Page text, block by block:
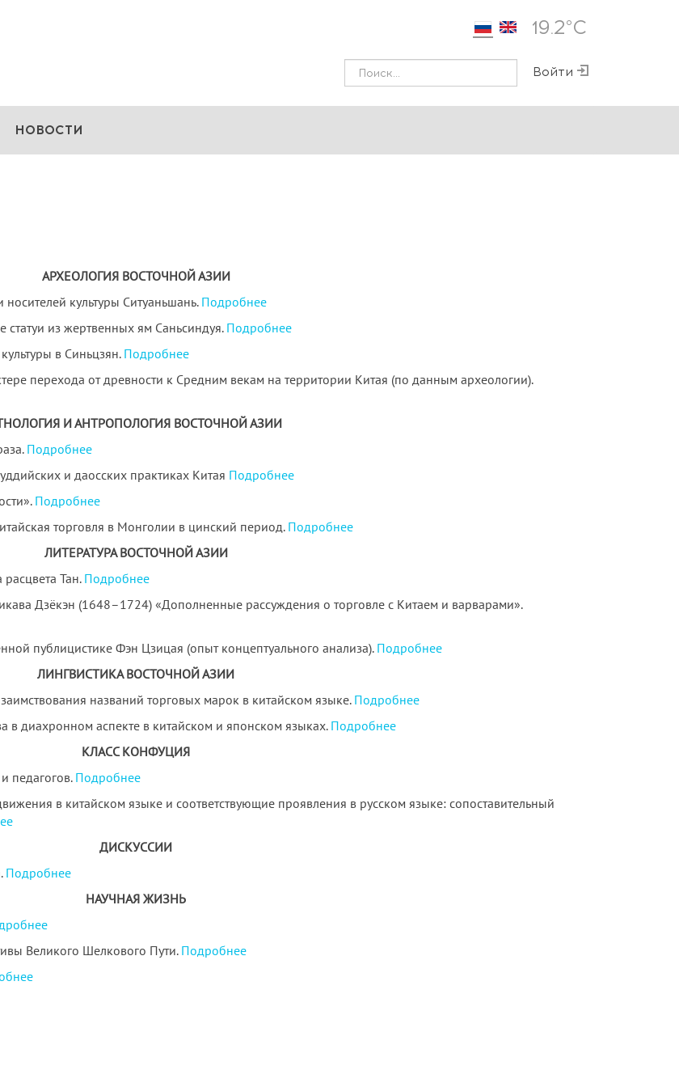
19.2°С
Войти
НОВОСТИ
АРХЕОЛОГИЯ ВОСТОЧНОЙ АЗИИ
культуры Ситуаньшань. Подробнее
из жертвенных ям Саньсиндуя. Подробнее
в Синьцзян. Подробнее
перехода от древности к Средним векам на территории Китая (по данным археологии).
И АНТРОПОЛОГИЯ ВОСТОЧНОЙ АЗИИ
Подробнее
и даосских практиках Китая Подробнее
Подробнее
торговля в Монголии в цинский период.Подробнее
ЛИТЕРАТУРА ВОСТОЧНОЙ АЗИИ
Тан.Подробнее
Дзёкэн (1648–1724) «Дополненные рассуждения о торговле с Китаем и варварами».
публицистике Фэн Цзицая (опыт концептуального анализа). Подробнее
ЛИНГВИСТИКА ВОСТОЧНОЙ АЗИИ
названий торговых марок в китайском языке.Подробнее
в диахронном аспекте в китайском и японском языках. Подробнее
КЛАСС КОНФУЦИЯ
педагогов. Подробнее
в китайском языке и соответствующие проявления в русском языке: сопоставительный
ДИСКУССИИ
Подробнее
НАУЧНАЯ ЖИЗНЬ
Великого Шелкового Пути. Подробнее